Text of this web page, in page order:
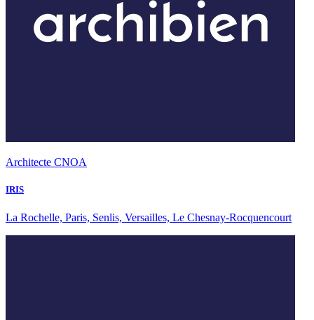
Architecte CNOA
IRIS
La Rochelle, Paris, Senlis, Versailles, Le Chesnay-Rocquencourt